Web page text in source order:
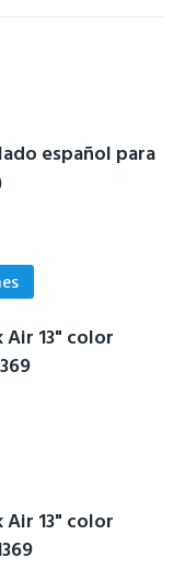
español para
Este
producto
tiene
elegir
Air 13" color
Air 13" color